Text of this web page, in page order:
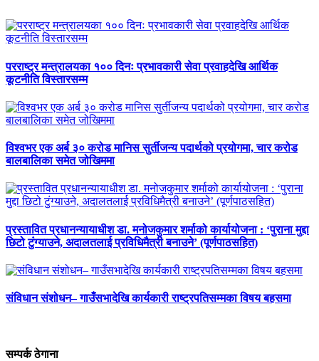
परराष्ट्र मन्त्रालयका १०० दिनः प्रभावकारी सेवा प्रवाहदेखि आर्थिक
कूटनीति विस्तारसम्म
विश्वभर एक अर्ब ३० करोड मानिस सुर्तीजन्य पदार्थको प्रयोगमा, चार करोड
बालबालिका समेत जोखिममा
प्रस्तावित प्रधानन्यायाधीश डा. मनोजकुमार शर्माको कार्यायोजना : ‘पुराना मुद्दा
छिटो टुंग्याउने, अदालतलाई प्रविधिमैत्री बनाउने’ (पूर्णपाठसहित)
संविधान संशोधन– गाउँसभादेखि कार्यकारी राष्ट्रपतिसम्मका विषय बहसमा
सम्पर्क ठेगाना